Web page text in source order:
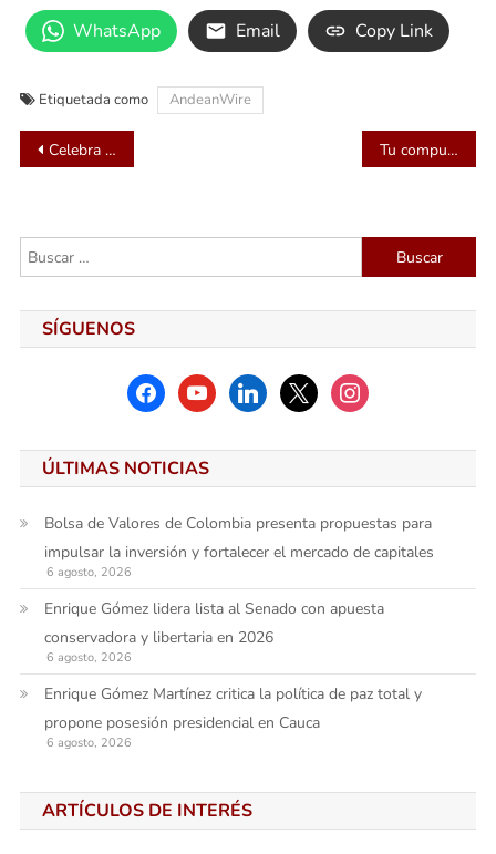
WhatsApp Email Copy Link
Etiquetada como AndeanWire
Navegación
entradas
Celebra la Independencia de Colombia con estas ideas fotográficas creativas en amarillo, azul y rojo Tu computador podría estar en riesgo desde octubre: esto es lo que debes saber sobre Windows 11
Buscar:
SÍGUENOS
facebookyoutubelinkedinx instagram
ÚLTIMAS NOTICIAS
Bolsa de Valores de Colombia presenta propuestas para
impulsar la inversión y fortalecer el mercado de capitales
6 agosto, 2026
Enrique Gómez lidera lista al Senado con apuesta
conservadora y libertaria en 2026
6 agosto, 2026
Enrique Gómez Martínez critica la política de paz total y
propone posesión presidencial en Cauca
6 agosto, 2026
ARTÍCULOS DE INTERÉS